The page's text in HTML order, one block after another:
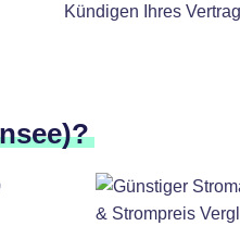
Kündigen Ihres